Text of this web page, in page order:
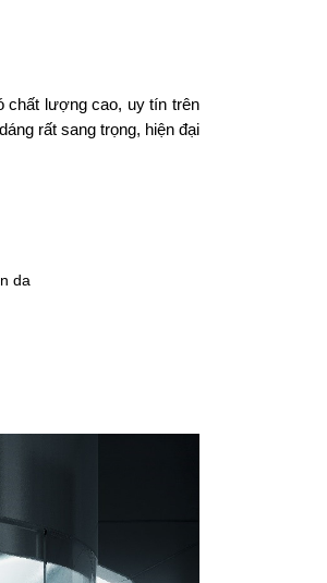
chất lượng cao, uy tín trên
rất sang trọng, hiện đại
da